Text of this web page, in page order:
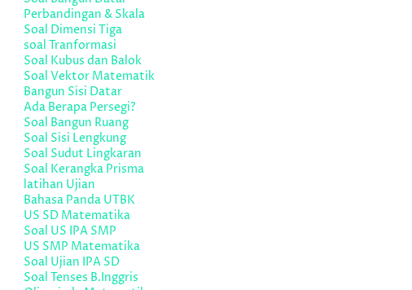
Perbandingan & Skala
Soal Dimensi Tiga
soal Tranformasi
Soal Kubus dan Balok
Soal Vektor Matematik
Bangun Sisi Datar
Ada Berapa Persegi?
Soal Bangun Ruang
Soal Sisi Lengkung
Soal Sudut Lingkaran
Soal Kerangka Prisma
latihan Ujian
Bahasa Panda UTBK
US SD Matematika
Soal US IPA SMP
US SMP Matematika
Soal Ujian IPA SD
Soal Tenses B.Inggris